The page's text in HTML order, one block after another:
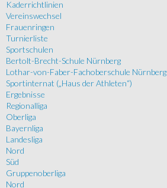
Kaderrichtlinien
Vereinswechsel
Frauenringen
Turnierliste
Sportschulen
Bertolt-Brecht-Schule Nürnberg
Lothar-von-Faber-Fachoberschule Nürnberg
Sportinternat („Haus der Athleten“)
Ergebnisse
Regionalliga
Oberliga
Bayernliga
Landesliga
Nord
Süd
Gruppenoberliga
Nord